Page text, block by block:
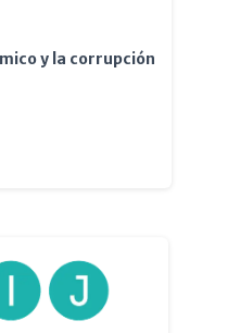
y la corrupción